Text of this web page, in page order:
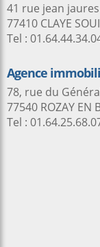
41 rue jean jaures
77410 CLAYE
Tel :
Agence
78, rue du
77540 ROZAY EN
Tel :